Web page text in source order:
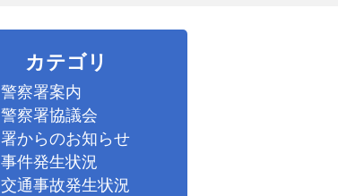
カテゴリ
警察署案内
警察署協議会
署からのお知らせ
事件発生状況
交通事故発生状況